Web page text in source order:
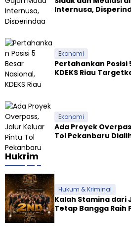
Internusa,
Ekonomi
Pertahankan Posisi
KDEKS Riau
Ekonomi
Ada Proyek
Tol Pekanbaru
Hukrim
Hukum & Kriminal
Kalah Stamina dari
Tetap Bangga Raih